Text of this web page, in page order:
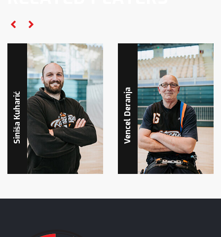
Siniša Kuharić Vencel Deranja